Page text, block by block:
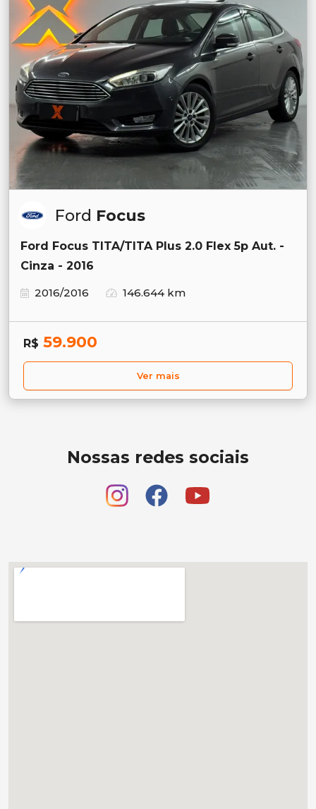
Ford Focus
Ford Focus TITA/TITA Plus 2.0 Flex 5p Aut. -
Cinza - 2016
2016/2016
146.644 km
R$ 59.900
Ver mais
Nossas redes sociais